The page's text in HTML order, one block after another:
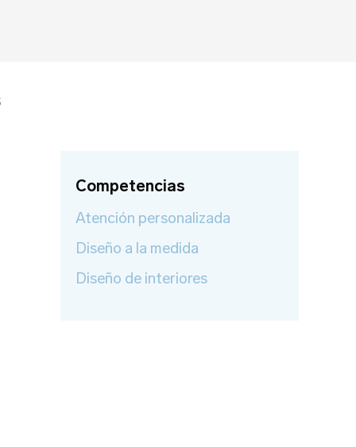
Competencias
Atención personalizada
Diseño a la medida
Diseño de interiores